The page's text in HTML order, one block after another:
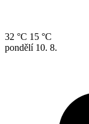
32 °C 15 °C
pondělí 10. 8.